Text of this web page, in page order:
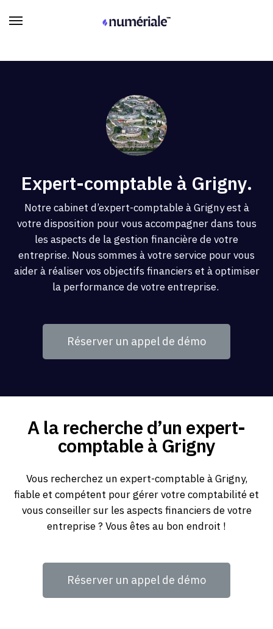
Expert-comptable à Grigny.
Notre cabinet d’expert-comptable à Grigny est à
votre disposition pour vous accompagner dans tous
les aspects de la gestion financière de votre
entreprise. Nous sommes à votre service pour vous
aider à réaliser vos objectifs financiers et à optimiser
la performance de votre entreprise.
Réserver un appel de démo
A la recherche d’un expert-
comptable à Grigny
Vous recherchez un expert-comptable à Grigny,
fiable et compétent pour gérer votre comptabilité et
vous conseiller sur les aspects financiers de votre
entreprise ? Vous êtes au bon endroit !
Réserver un appel de démo